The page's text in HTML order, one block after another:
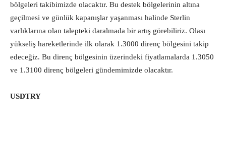
bölgeleri takibimizde olacaktır. Bu destek bölgelerinin altına
geçilmesi ve günlük kapanışlar yaşanması halinde Sterlin
varlıklarına olan talepteki daralmada bir artış görebiliriz. Olası
yükseliş hareketlerinde ilk olarak 1.3000 direnç bölgesini takip
edeceğiz. Bu direnç bölgesinin üzerindeki fiyatlamalarda 1.3050
ve 1.3100 direnç bölgeleri gündemimizde olacaktır.
USDTRY